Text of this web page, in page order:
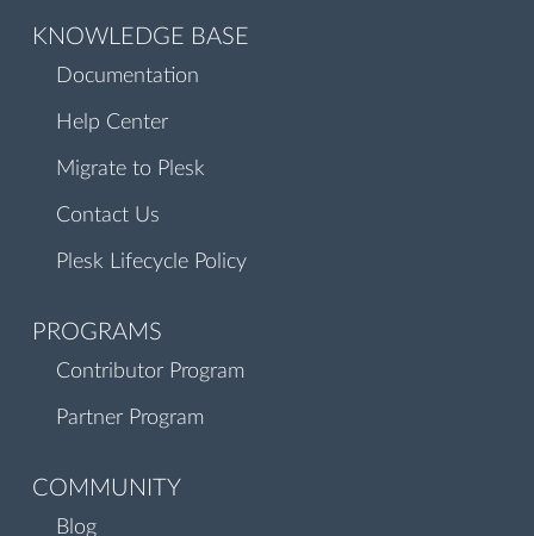
KNOWLEDGE BASE
Documentation
Help Center
Migrate to Plesk
Contact Us
Plesk Lifecycle Policy
PROGRAMS
Contributor Program
Partner Program
COMMUNITY
Blog